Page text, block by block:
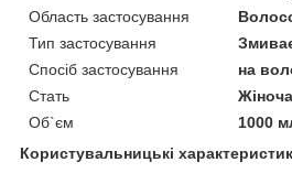
Область застосування
Тип застосування
Спосіб застосування
на
Стать
Жіноча
Об`єм
1000
Користувальницькі